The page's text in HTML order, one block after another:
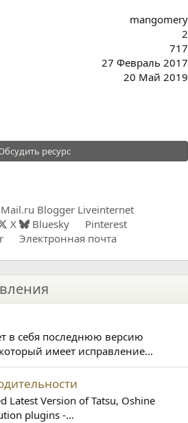
mangomery
2
717
27 Февраль 2017
20 Май 2019
ресурс
Mail.ru Blogger Liveinternet
X Bluesky
Pinterest
Электронная почта
в себя последнюю версию
имеет исправление...
Latest Version of Tatsu, Oshine
plugins -...